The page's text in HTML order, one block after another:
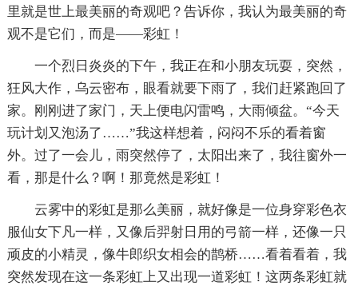
里就是世上最美丽的奇观吧？告诉你，我认为最美丽的奇
观不是它们，而是——彩虹！
一个烈日炎炎的下午，我正在和小朋友玩耍，突然，
狂风大作，乌云密布，眼看就要下雨了，我们赶紧跑回了
家。刚刚进了家门，天上便电闪雷鸣，大雨倾盆。“今天
玩计划又泡汤了……”我这样想着，闷闷不乐的看着窗
外。过了一会儿，雨突然停了，太阳出来了，我往窗外一
看，那是什么？啊！那竟然是彩虹！
云雾中的彩虹是那么美丽，就好像是一位身穿彩色衣
服仙女下凡一样，又像后羿射日用的弓箭一样，还像一只
顽皮的小精灵，像牛郎织女相会的鹊桥……看着看着，我
突然发现在这一条彩虹上又出现一道彩虹！这两条彩虹就